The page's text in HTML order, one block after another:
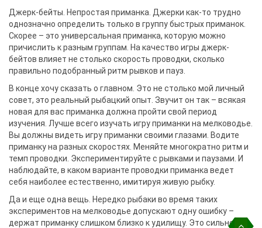
Джерк-бейты. Непростая приманка. Джерки как-то трудно
однозначно определить только в группу быстрых приманок.
Скорее – это универсальная приманка, которую можно
причислить к разным группам. На качество игры джерк-
бейтов влияет не столько скорость проводки, сколько
правильно подобранный ритм рывков и пауз.
В конце хочу сказать о главном. Это не столько мой личный
совет, это реальный рыбацкий опыт. Звучит он так – всякая
новая для вас приманка должна пройти свой период
изучения. Лучше всего изучать игру приманки на мелководье.
Вы должны видеть игру приманки своими глазами. Водите
приманку на разных скоростях. Меняйте многократно ритм и
темп проводки. Экспериментируйте с рывками и паузами. И
наблюдайте, в каком варианте проводки приманка ведет
себя наиболее естественно, имитируя живую рыбку.
Да и еще одна вещь. Нередко рыбаки во время таких
экспериментов на мелководье допускают одну ошибку –
держат приманку слишком близко к удилищу. Это сильно